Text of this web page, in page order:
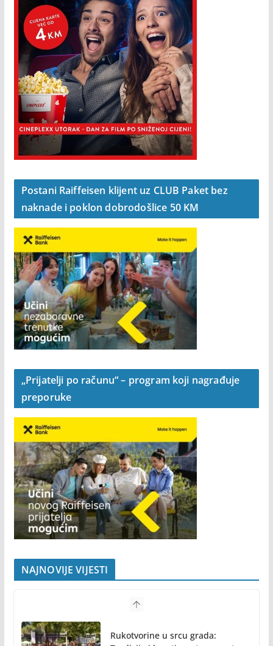
Cineplexx Palas – repertoar
Postani Raiffeisen klijent uz CLUB Paket bez
naknade i poklon dobrodošlice 50 KM
„Prijatelji po računu“ – program koji nagrađuje
preporuke
NAJNOVIJE VIJESTI